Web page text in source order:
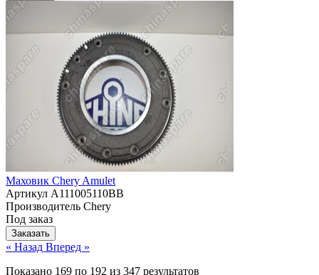
Маховик Chery Amulet
Артикул A111005110BB
Производитель Chery
Под заказ
Заказать
« Назад Вперед »
Показано 169 по 192 из 347 результатов